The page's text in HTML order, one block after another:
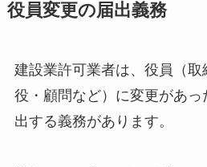
役員変更の届出義務
建設業許可業者は、役員（
役・顧問など）に変更があ
出する義務があります。